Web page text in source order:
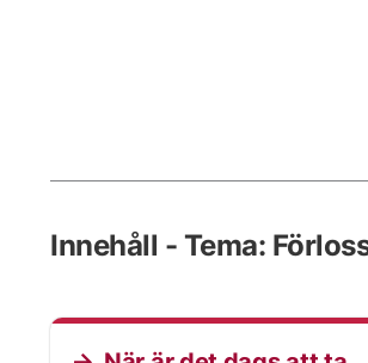
Innehåll - Tema: